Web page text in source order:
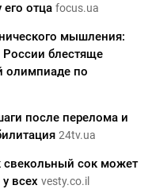
отца focus.ua
мышления:
блестяще
олимпиаде по
после перелома и
24tv.ua
свекольный сок может
всех vesty.co.il